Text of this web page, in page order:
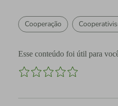
Cooperação
Esse conteúdo foi útil para